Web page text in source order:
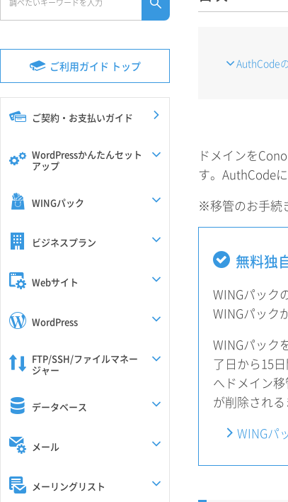
ご利用ガイド トップ
ご契約・お支払いガイド
WordPressかんたんセット
アップ
WINGパック
ビジネスプラン
Webサイト
WordPress
FTP/SSH/ファイルマネー
ジャー
データベース
メール
メーリングリスト
AuthCode
ドメインを
す。AuthCode
※移管のお手続
無料独
WINGパック
WINGパック
WINGパック
了日から15
へドメイン
が削除される
WINGパ